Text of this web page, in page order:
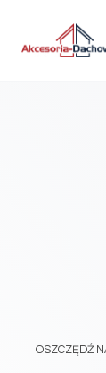
OSZCZĘDŹ